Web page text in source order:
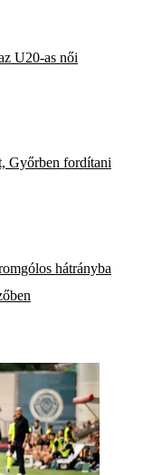
U20-as női
Győrben fordítani
hátrányba